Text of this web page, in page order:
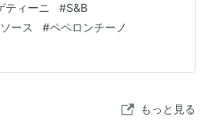
余りもので ”レタスサラダに魚肉
ム チーズをのせて”を盛り付けて
のところ10分でゆで上げたスパ
で鍋から湯切りしながら器に盛り
ティーニ #S&B
ース #ペペロンチーノ
もっと見る